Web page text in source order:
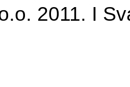
2011. I